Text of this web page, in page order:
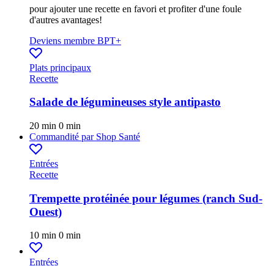
pour ajouter une recette en favori et profiter d'une foule
d'autres avantages!
Deviens membre BPT+
Plats principaux
Recette
Salade de légumineuses style antipasto
20 min 0 min
Commandité par Shop Santé
Entrées
Recette
Trempette protéinée pour légumes (ranch Sud-
Ouest)
10 min 0 min
Entrées